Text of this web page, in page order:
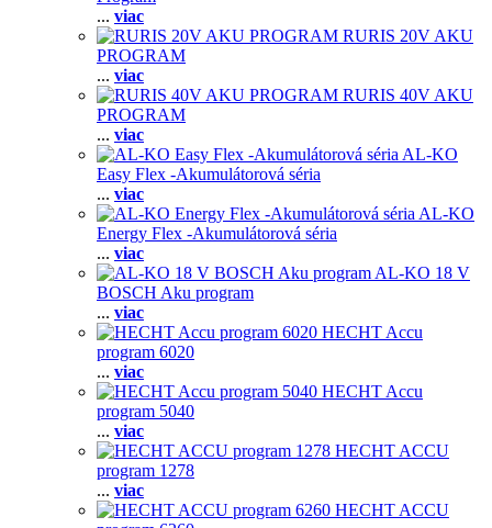
... viac
RURIS 20V AKU
PROGRAM
... viac
RURIS 40V AKU
PROGRAM
... viac
AL-KO
Easy Flex -Akumulátorová séria
... viac
AL-KO
Energy Flex -Akumulátorová séria
... viac
AL-KO 18 V
BOSCH Aku program
... viac
HECHT Accu
program 6020
... viac
HECHT Accu
program 5040
... viac
HECHT ACCU
program 1278
... viac
HECHT ACCU